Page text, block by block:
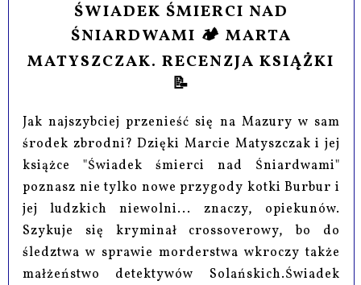
ŚWIADEK ŚMIERCI NAD
ŚNIARDWAMI 🏕️ MARTA
MATYSZCZAK. RECENZJA KSIĄŻKI
📝
Jak najszybciej przenieść się na Mazury w sam
środek zbrodni? Dzięki Marcie Matyszczak i jej
książce "Świadek śmierci nad Śniardwami"
poznasz nie tylko nowe przygody kotki Burbur i
jej ludzkich niewolni... znaczy, opiekunów.
Szykuje się kryminał crossoverowy, bo do
śledztwa w sprawie morderstwa wkroczy także
małżeństwo detektywów Solańskich.Świadek